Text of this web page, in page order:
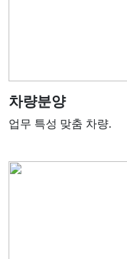
차량분양
업무 특성 맞춤 차량.